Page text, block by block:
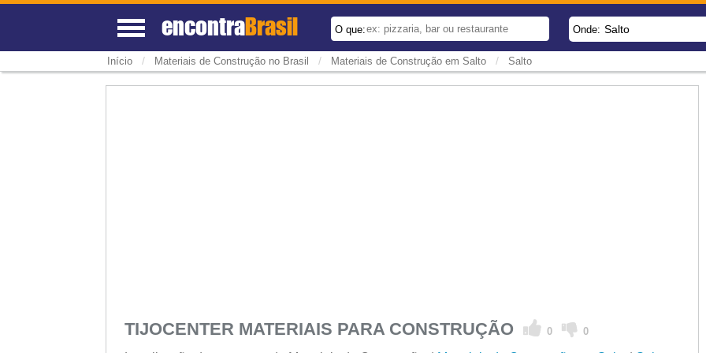
encontraBrasil O que: Onde: Salto
Início / Materiais de Construção no Brasil / Materiais de Construção em Salto / Salto
TIJOCENTER MATERIAIS PARA CONSTRUÇÃO 0 0